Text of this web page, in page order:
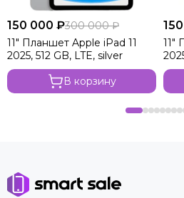
150 000 ₽300 000 ₽
11" Планшет Apple iPad 11
2025, 512 GB, LTE, silver
В корзину
11"